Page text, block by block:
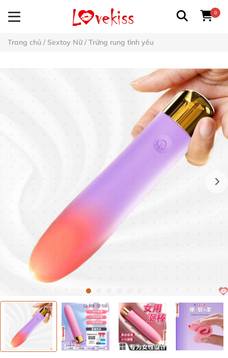
0
Trang chủ / Sextoy Nữ/ Trứng rung tình yêu